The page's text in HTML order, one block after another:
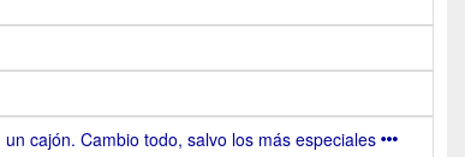
cajón. Cambio todo, salvo los más especiales